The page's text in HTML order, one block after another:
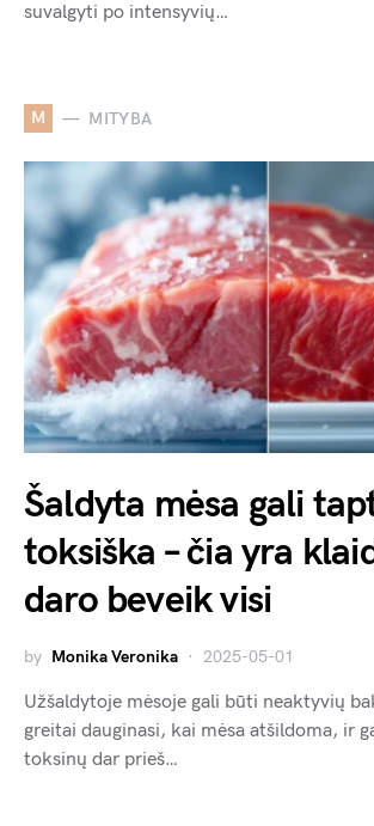
suvalgyti po intensyvių…
M MITYBA
Šaldyta mėsa gali
toksiška – čia yra
daro beveik visi
by Monika Veronika 2025-05-01
Užšaldytoje mėsoje gali būti neaktyvių
greitai dauginasi, kai mėsa atšildoma, ir
toksinų dar prieš…